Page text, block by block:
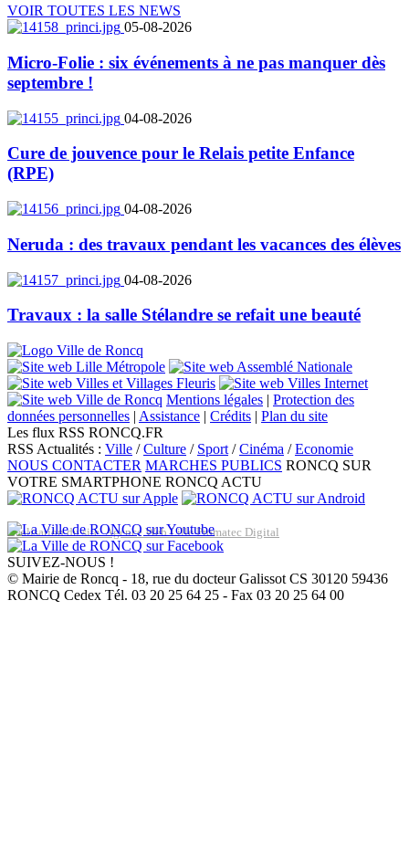
VOIR TOUTES LES NEWS
05-08-2026
Micro-Folie : six événements à ne pas manquer dès
septembre !
04-08-2026
Cure de jouvence pour le Relais petite Enfance
(RPE)
04-08-2026
Neruda : des travaux pendant les vacances des élèves
04-08-2026
Travaux : la salle Stélandre se refait une beauté
Mentions légales | Protection des
données personnelles | Assistance | Crédits | Plan du site
Les flux RSS RONCQ.FR
RSS Actualités : Ville /Culture / Sport /Cinéma /Economie
NOUS CONTACTER MARCHES PUBLICS RONCQ SUR
VOTRE SMARTPHONE RONCQ ACTU
Réalisation du site: Agence Web Lille Promatec Digital
SUIVEZ-NOUS !
© Mairie de Roncq - 18, rue du docteur Galissot CS 30120 59436
RONCQ Cedex Tél. 03 20 25 64 25 - Fax 03 20 25 64 00